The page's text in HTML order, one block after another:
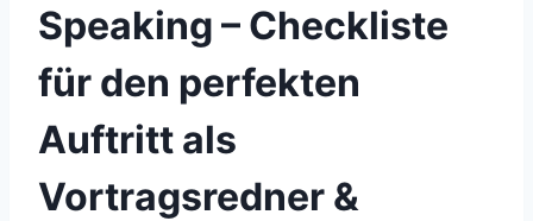
Speaking – Checkliste
für den perfekten
Auftritt als
Vortragsredner &